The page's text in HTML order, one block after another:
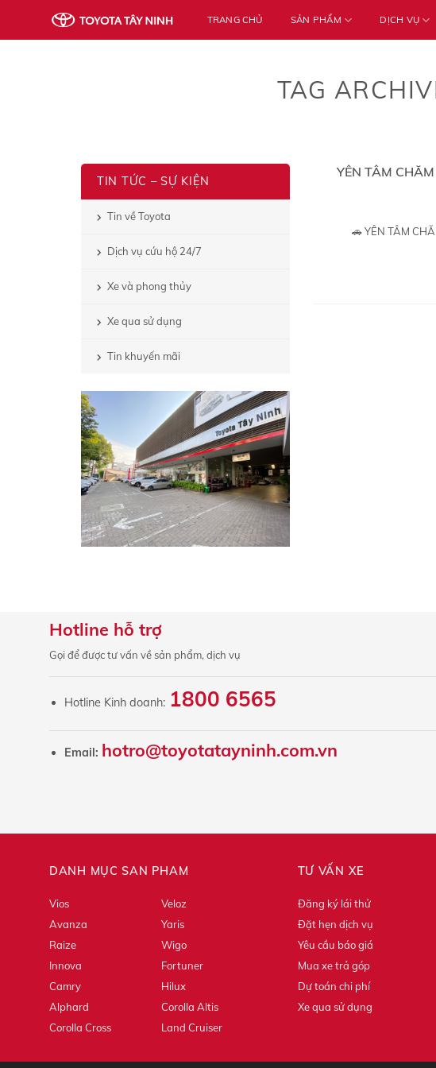
TRANG CHỦ SẢN PHẨM DỊCH VỤ
TAG
TIN TỨC – SỰ KIỆN
Tin về Toyota
Dịch vụ cứu hộ 24/7
Xe và phong thủy
Xe qua sử dụng
Tin khuyến mãi
YÊN TÂM
🚗 YÊN TÂM
Hotline hỗ trợ
Gọi để được tư vấn về sản phẩm, dịch vụ
Hotline Kinh doanh: 1800 6565
Email: hotro@toyotatayninh.com.vn
DANH MỤC SẢN PHẨM
Vios
Veloz
Avanza
Yaris
Raize
Wigo
Innova
Fortuner
Camry
Hilux
Alphard
Corolla Altis
Corolla Cross
Land Cruiser
TƯ VẤN XE
Đăng ký lái thử
Đặt hẹn dịch vụ
Yêu cầu báo giá
Mua xe trả góp
Dự toán chi phí
Xe qua sử dụng